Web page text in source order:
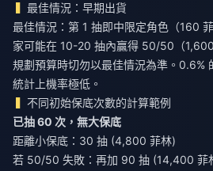
最佳情況：早期出貨
最佳情況：第 1 抽即中限定角色（160
家可能在 10-20 抽內贏得 50/50（
規劃預算時切勿以最佳情況為準。0.6%
統計上機率極低。
不同初始保底次數的計算範例
已抽 60 次，無大保底
距離小保底：30 抽 (4,800 菲林)
若 50/50 失敗：再加 90 抽 (14,400 菲